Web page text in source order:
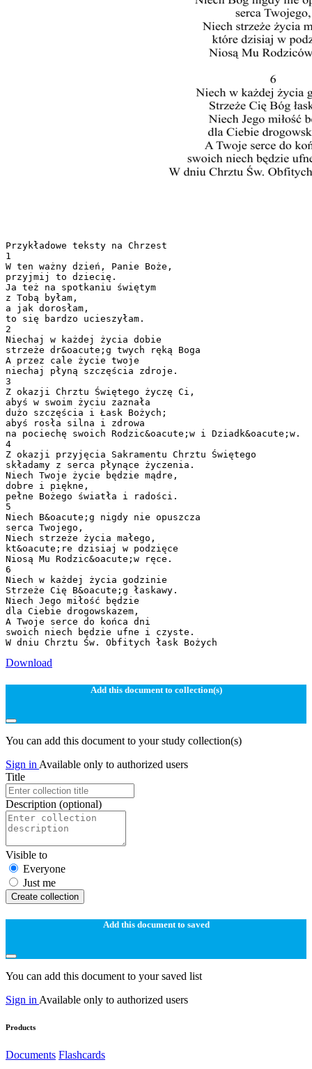
Przykładowe teksty na Chrzest
1
W ten ważny dzień, Panie Boże,
przyjmij to dziecię.
Ja też na spotkaniu świętym
z Tobą byłam,
a jak dorosłam,
to się bardzo ucieszyłam.
2
Niechaj w każdej życia dobie
strzeże dr&oacute;g twych ręką Boga
A przez cale życie twoje
niechaj płyną szczęścia zdroje.
3
Z okazji Chrztu Świętego życzę Ci,
abyś w swoim życiu zaznała
dużo szczęścia i Łask Bożych;
abyś rosła silna i zdrowa
na pociechę swoich Rodzic&oacute;w i Dziadk&oacute;w.
4
Z okazji przyjęcia Sakramentu Chrztu Świętego
składamy z serca płynące życzenia.
Niech Twoje życie będzie mądre,
dobre i piękne,
pełne Bożego światła i radości.
5
Niech B&oacute;g nigdy nie opuszcza
serca Twojego,
Niech strzeże życia małego,
kt&oacute;re dzisiaj w podzięce
Niosą Mu Rodzic&oacute;w ręce.
6
Niech w każdej życia godzinie
Strzeże Cię B&oacute;g łaskawy.
Niech Jego miłość będzie
dla Ciebie drogowskazem,
A Twoje serce do końca dni
swoich niech będzie ufne i czyste.
Download
Add this document to collection(s)
You can add this document to your study collection(s)
Sign in Available only to authorized users
Title
Description (optional)
Visible to
Everyone
Just me
Create collection
Add this document to saved
You can add this document to your saved list
Sign in Available only to authorized users
Products
Documents Flashcards